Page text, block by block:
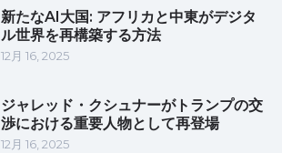
新たなAI大国: アフリカと中東がデジタ
ル世界を再構築する方法
12月 16, 2025
ジャレッド・クシュナーがトランプの交
渉における重要人物として再登場
12月 16, 2025